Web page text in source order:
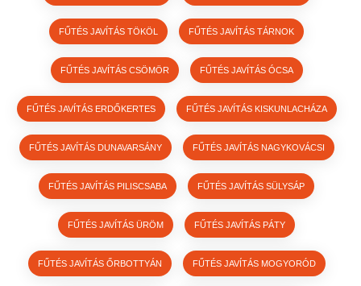
FŰTÉS JAVÍTÁS TÖKÖL FŰTÉS JAVÍTÁS TÁRNOK
FŰTÉS JAVÍTÁS CSÖMÖR FŰTÉS JAVÍTÁS ÓCSA
FŰTÉS JAVÍTÁS ERDŐKERTES FŰTÉS JAVÍTÁS KISKUNLACHÁZA
FŰTÉS JAVÍTÁS DUNAVARSÁNY FŰTÉS JAVÍTÁS NAGYKOVÁCSI
FŰTÉS JAVÍTÁS PILISCSABA FŰTÉS JAVÍTÁS SÜLYSÁP
FŰTÉS JAVÍTÁS ÜRÖM FŰTÉS JAVÍTÁS PÁTY
FŰTÉS JAVÍTÁS ŐRBOTTYÁN FŰTÉS JAVÍTÁS MOGYORÓD